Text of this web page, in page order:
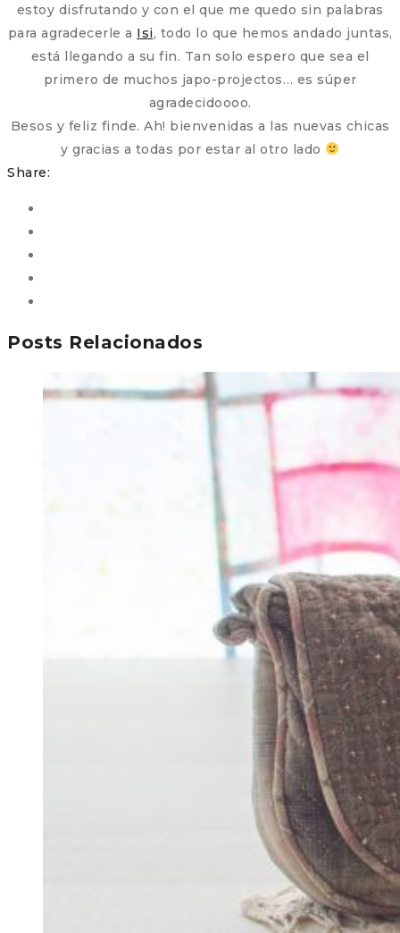
estoy disfrutando y con el que me quedo sin palabras
para agradecerle a Isi, todo lo que hemos andado juntas,
está llegando a su fin. Tan solo espero que sea el
primero de muchos japo-projectos… es súper
agradecidoooo.
Besos y feliz finde. Ah! bienvenidas a las nuevas chicas
y gracias a todas por estar al otro lado
Share:
Posts Relacionados